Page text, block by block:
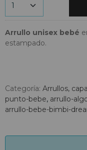
Arrullo unisex bebé
estampado.
Categoría: Arrullos,
punto-bebe arrullo-
arrullo-bebe-bimbi-